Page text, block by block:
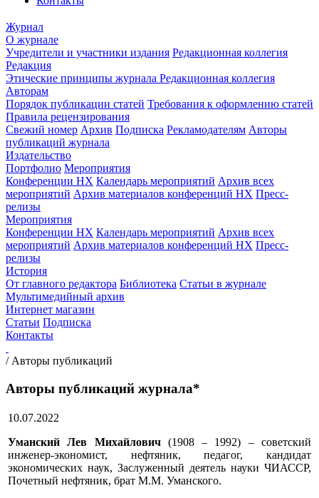
Журнал
О журнале
Учредители и участники издания Редакционная коллегия
Редакция
Этические принципы журнала Редакционная коллегия
Авторам
Порядок публикации статей Требования к оформлению статей
Правила рецензирования
Свежий номер Архив Подписка Рекламодателям Авторы
публикаций журнала
Издательство
Портфолио Мероприятия
Конференции НХ Календарь мероприятий Архив всех
мероприятий Архив материалов конференций НХ Пресс-
релизы
Мероприятия
Конференции НХ Календарь мероприятий Архив всех
мероприятий Архив материалов конференций НХ Пресс-
релизы
История
От главного редактора Библиотека Статьи в журнале
Мультимедийный архив
Интернет магазин
Статьи Подписка
Контакты
/ Авторы публикаций
Авторы публикаций журнала*
10.07.2022
Уманский Лев Михайлович (1908 – 1992) – советский
инженер-экономист, нефтяник, педагог, кандидат
экономических наук, Заслуженный деятель науки ЧИАССР,
Почетный нефтяник, брат М.М. Уманского.